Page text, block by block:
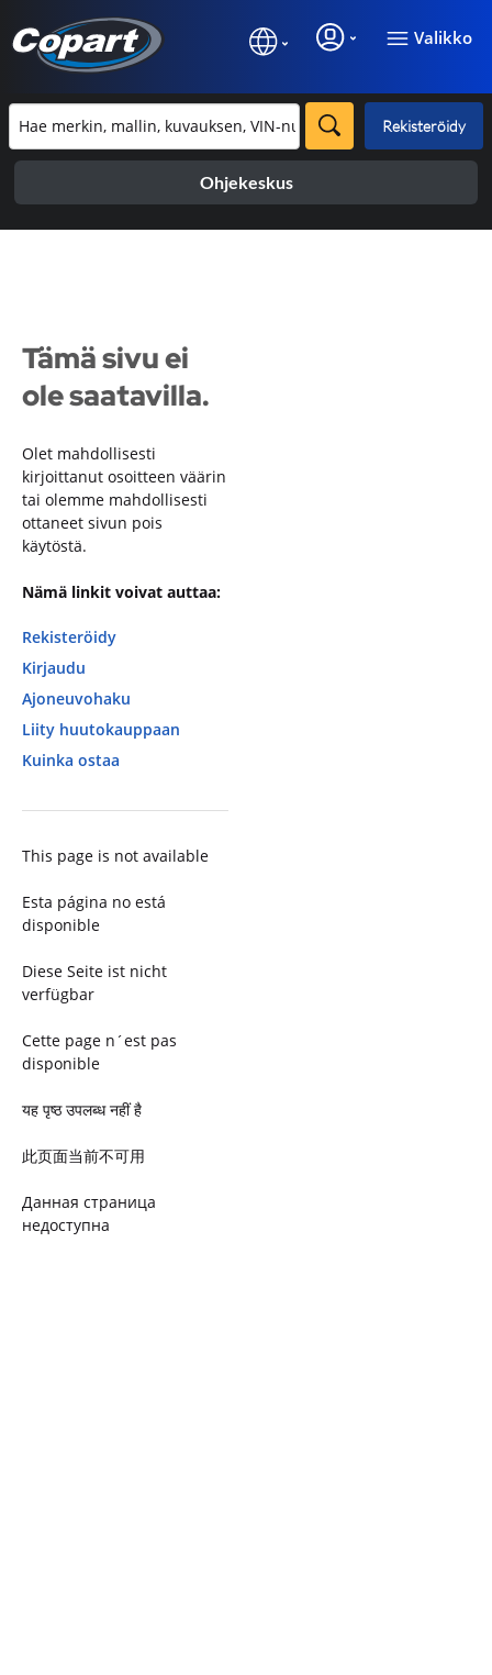
Valikko
Rekisteröidy
Ohjekeskus
Tämä sivu ei
ole saatavilla.
Olet mahdollisesti
kirjoittanut osoitteen väärin
tai olemme mahdollisesti
ottaneet sivun pois
käytöstä.
Nämä linkit voivat auttaa:
Rekisteröidy
Kirjaudu
Ajoneuvohaku
Liity huutokauppaan
Kuinka ostaa
This page is not available
Esta página no está
disponible
Diese Seite ist nicht
verfügbar
Cette page n´est pas
disponible
यह पृष्ठ उपलब्ध नहीं है
此页面当前不可用
Данная страница
недоступна